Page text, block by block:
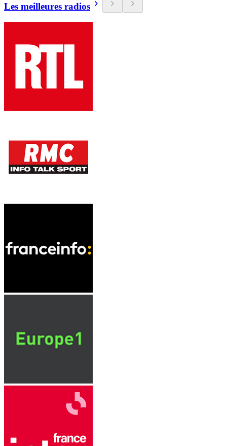
Les meilleures radios